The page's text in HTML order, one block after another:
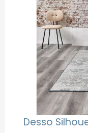
Desso